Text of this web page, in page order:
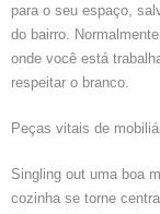
para o seu espaço,
do bairro.
onde você está
respeitar o branco.
Peças vitais de
Singling out uma boa
cozinha se torne